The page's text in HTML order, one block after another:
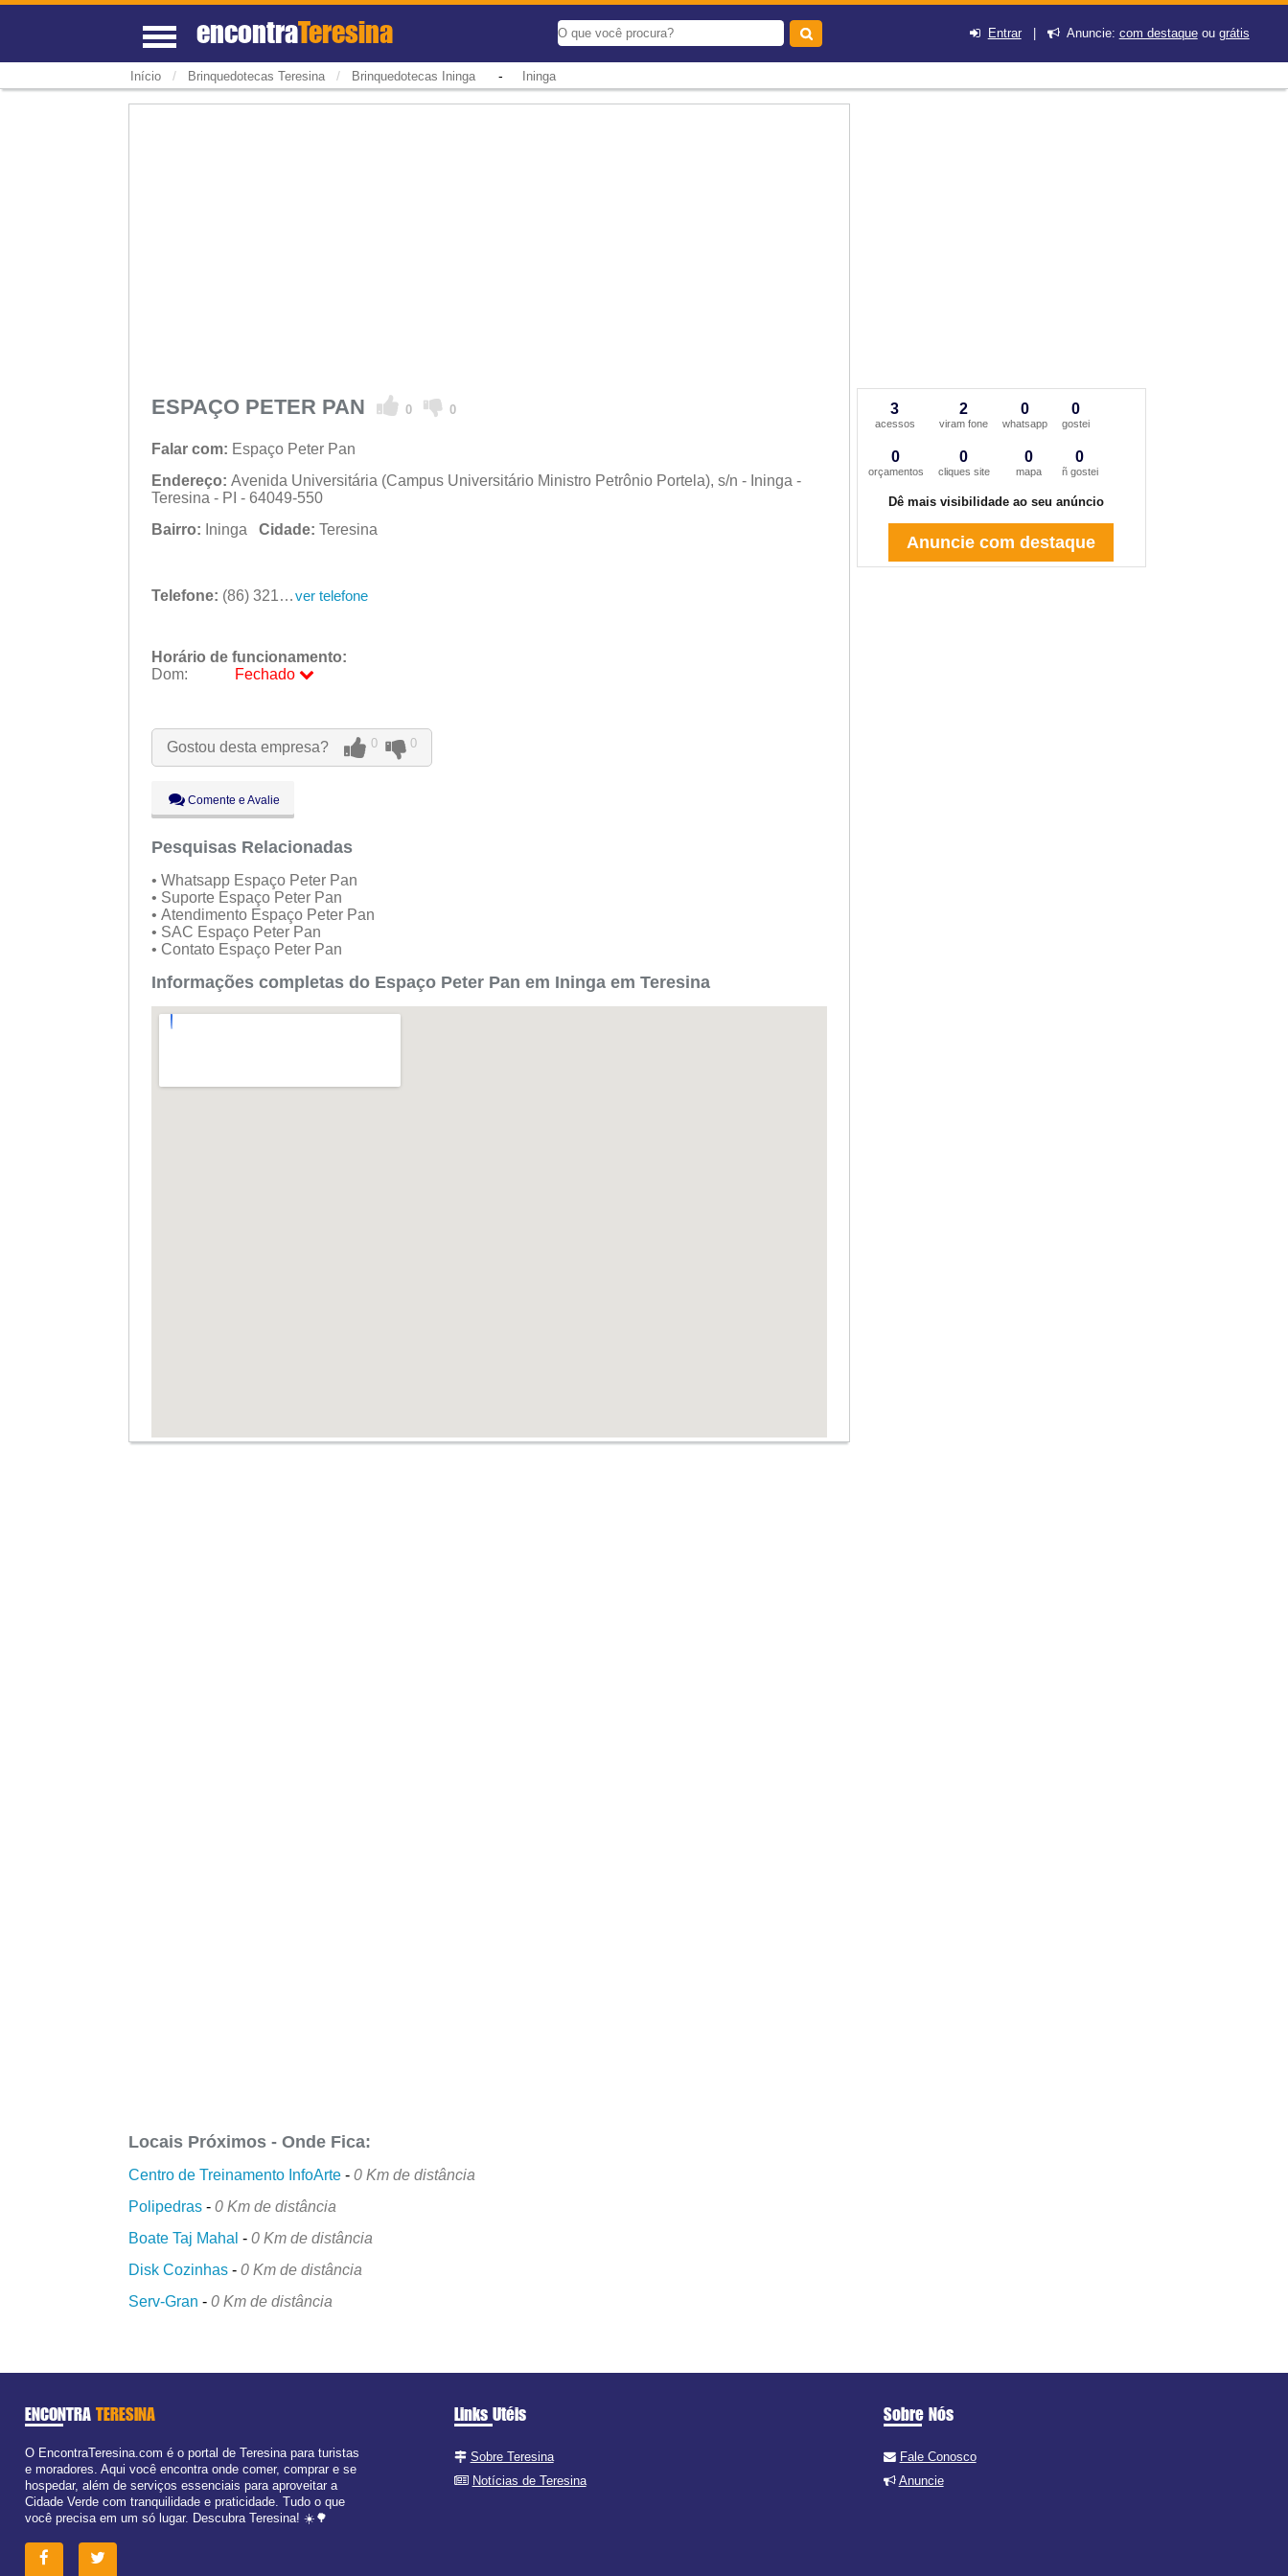
encontraTeresina Entrar| Anuncie: com destaqueou grátis
Início / Brinquedotecas Teresina / Brinquedotecas Ininga- Ininga
ESPAÇO PETER PAN 0 0
Falar com: Espaço Peter Pan
Endereço: Avenida Universitária (Campus Universitário Ministro Petrônio Portela), s/n - Ininga -
Teresina - PI - 64049-550
Bairro: Ininga Cidade: Teresina
Telefone: (86) 3215-5625 ver telefone
Horário de funcionamento:
Dom:
Fechado
Qua:
09:00 - 18:00
Qui:
09:00 - 18:00
Sáb:
Dom:
Fechado
Gostou desta empresa? 0 0
Comente e Avalie
Pesquisas Relacionadas
• Whatsapp Espaço Peter Pan
• Suporte Espaço Peter Pan
• Atendimento Espaço Peter Pan
• SAC Espaço Peter Pan
• Contato Espaço Peter Pan
Informações completas do Espaço Peter Pan em Ininga em Teresina
Locais Próximos - Onde Fica:
Centro de Treinamento InfoArte -0 Km de distância
Polipedras -0 Km de distância
Boate Taj Mahal -0 Km de distância
Disk Cozinhas -0 Km de distância
Serv-Gran -0 Km de distância
3
acessos
2
viram fone
0
whatsapp
0
gostei
0
orçamentos
0
cliques site
0
mapa
0
ñ gostei
Dê mais visibilidade ao seu anúncio
Anuncie com destaque
ENCONTRA TERESINA
O EncontraTeresina.com é o portal de Teresina para turistas
e moradores. Aqui você encontra onde comer, comprar e se
hospedar, além de serviços essenciais para aproveitar a
Cidade Verde com tranquilidade e praticidade. Tudo o que
você precisa em um só lugar. Descubra Teresina! ☀️🌳
Links Utéis
Sobre Teresina
Notícias de Teresina
Sobre Nós
Fale Conosco
Anuncie